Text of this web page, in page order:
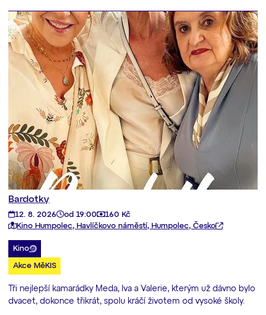
Bardotky
12. 8. 2026 od 19:00
160 Kč
Kino Humpolec, Havlíčkovo náměstí, Humpolec, Česko
Kino
Akce MěKIS
Tři nejlepší kamarádky Meda, Iva a Valerie, kterým už dávno bylo
dvacet, dokonce třikrát, spolu kráčí životem od vysoké školy.